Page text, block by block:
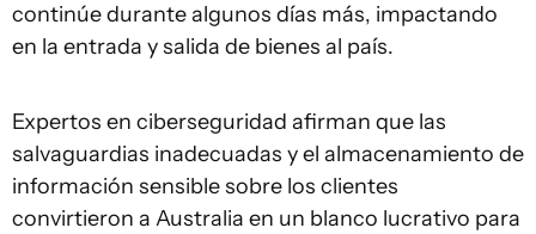
continúe durante algunos días más, impactando
en la entrada y salida de bienes al país.
Expertos en ciberseguridad afirman que las
salvaguardias inadecuadas y el almacenamiento de
información sensible sobre los clientes
convirtieron a Australia en un blanco lucrativo para